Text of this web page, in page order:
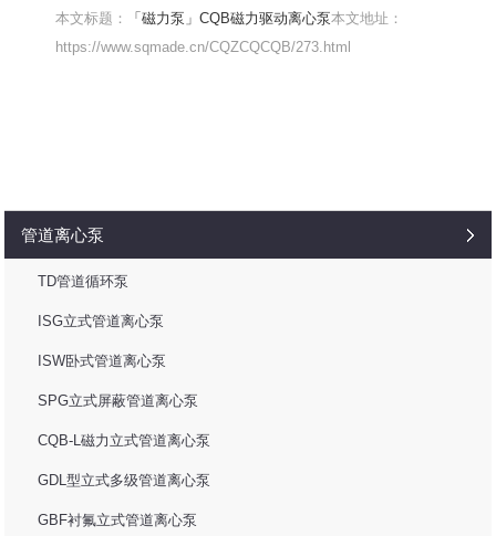
本文标题：
「磁力泵」CQB磁力驱动离心泵本文地址：
https://www.sqmade.cn/CQZCQCQB/273.html
管道离心泵
TD管道循环泵
ISG立式管道离心泵
ISW卧式管道离心泵
SPG立式屏蔽管道离心泵
CQB-L磁力立式管道离心泵
GDL型立式多级管道离心泵
GBF衬氟立式管道离心泵